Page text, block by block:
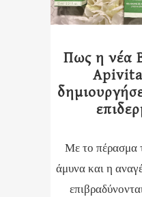
Πως η νέα
Με το πέρασμα
άμυνα και η